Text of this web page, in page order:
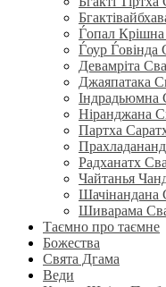
Ѓопал Крішна
Ѓоур Ѓовінда
Девамріта
Джаяпатака
Індрадьюмна
Ніранджана
Партха
Радханатх
Чайтанья
Шачінандана
Шиварама
Таємно про таємне
Божества
Свята Дгама
Веди